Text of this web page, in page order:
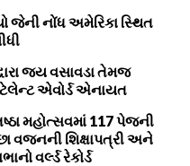
જેની નોંધ અમેરિકા સ્થિત
જય વસાવડા તેમજ
એવોર્ડ એનાયત
મહોત્સવમાં 117 પેજની
વજનની શિક્ષાપત્રી અને
વર્લ્ડ રેકોર્ડ